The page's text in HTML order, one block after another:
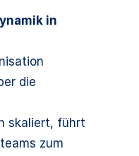
in
die
skaliert, führt
zum